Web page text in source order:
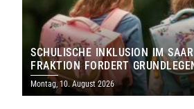
SCHULISCHE INKLUSION IM
FRAKTION FORDERT
NEUAUFSTELLUNG
Montag, 10. August 2026